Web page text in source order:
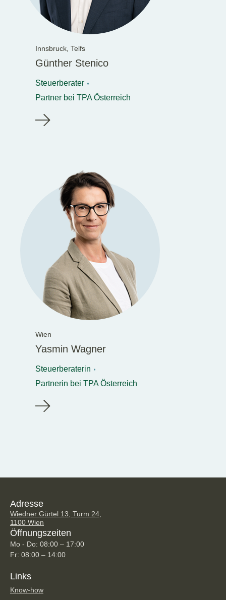
Innsbruck, Telfs
Günther Stenico
Steuerberater
Partner bei TPA Österreich
Wien
Yasmin Wagner
Steuerberaterin
Partnerin bei TPA Österreich
Adresse
Wiedner Gürtel 13, Turm 24,
1100 Wien
Öffnungszeiten
Mo - Do: 08:00 – 17:00
Fr: 08:00 – 14:00
Links
Know-how